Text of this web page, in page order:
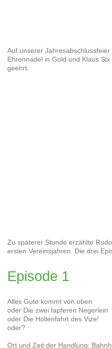
Auf unserer
Ehrennadel in Gold und Klaus
geehrt.
Zu späterer Stunde erzählte
ersten Vereinsjahren. Die drei
Episode 1
Alles Gute kommt von oben
oder Die zwei tapferen Negerlein
oder Die Höllenfahrt
oder?
Ort und Zeit der Handlung: